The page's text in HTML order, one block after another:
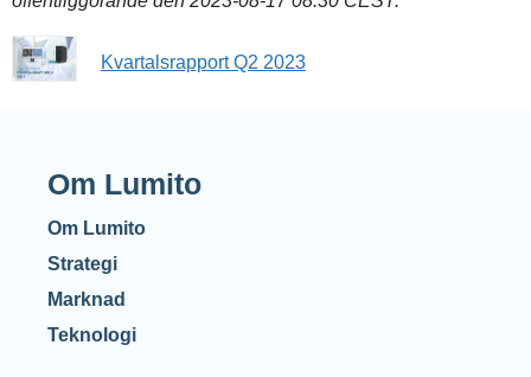
Kvartalsrapport Q2 2023
Om Lumito
Om Lumito
Strategi
Marknad
Teknologi